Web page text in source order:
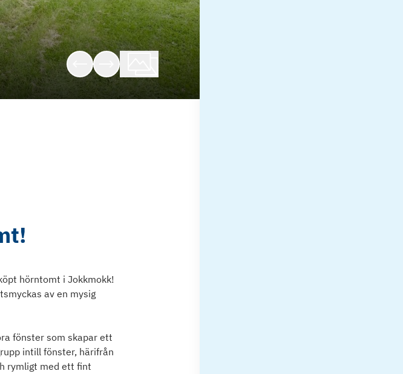
hörntomt i Jokkmokk!
av en mysig
fönster som skapar ett
intill fönster, härifrån
rymligt med ett fint